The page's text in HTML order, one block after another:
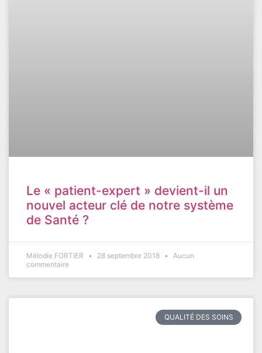
Le « patient-expert » devient-il un
nouvel acteur clé de notre système
de Santé ?
Mélodie FORTIER 28 septembre 2018
Aucun
commentaire
QUALITÉ DES SOINS